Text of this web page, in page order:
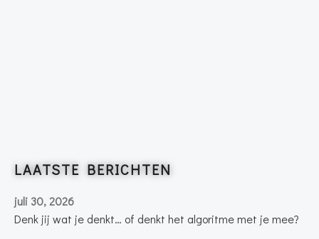
LAATSTE BERICHTEN
juli 30, 2026
Denk jij wat je denkt… of denkt het algoritme met je mee?